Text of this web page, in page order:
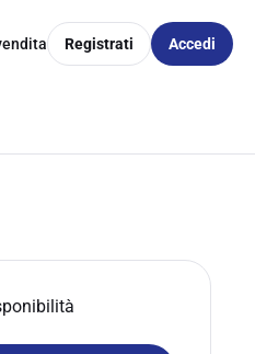
Registrati Accedi